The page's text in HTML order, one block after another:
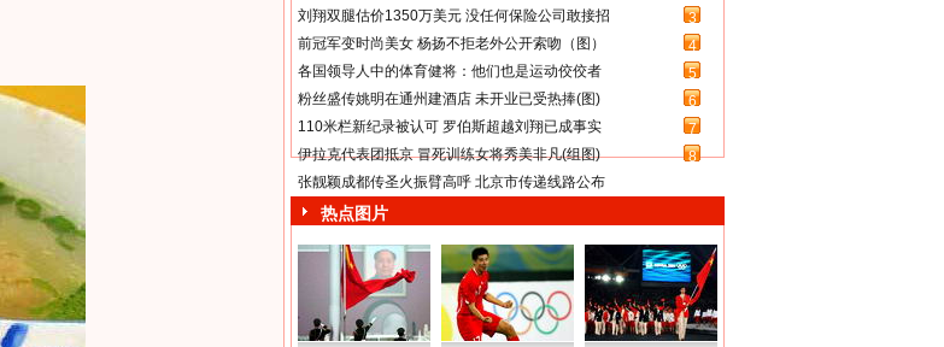
刘翔双腿估价1350万美元 没任何保险公司敢接招
3
前冠军变时尚美女 杨扬不拒老外公开索吻（图）
4
各国领导人中的体育健将：他们也是运动佼佼者
5
粉丝盛传姚明在通州建酒店 未开业已受热捧(图)
6
110米栏新纪录被认可 罗伯斯超越刘翔已成事实
7
伊拉克代表团抵京 冒死训练女将秀美非凡(组图)
8
张靓颖成都传圣火振臂高呼 北京市传递线路公布
热点图片